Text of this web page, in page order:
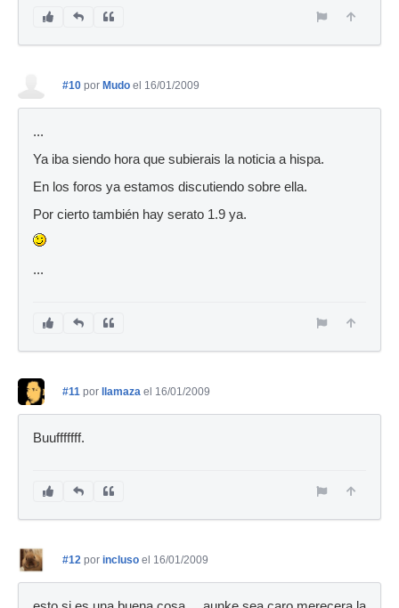
#10 por Mudo el 16/01/2009
...
Ya iba siendo hora que subierais la noticia a hispa.
En los foros ya estamos discutiendo sobre ella.
Por cierto también hay serato 1.9 ya.
...
#11 por llamaza el 16/01/2009
Buufffffff.
#12 por incluso el 16/01/2009